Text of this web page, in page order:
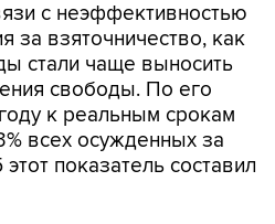
с неэффективностью
за взяточничество, как
стали чаще выносить
свободы. По его
к реальным срокам
всех осужденных за
показатель составил